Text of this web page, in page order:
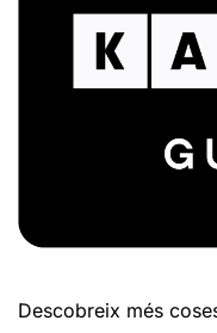
Descobreix més